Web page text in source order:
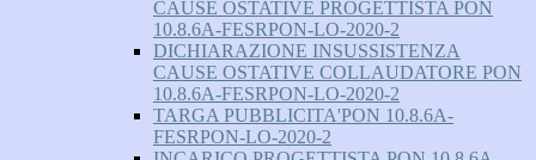
CAUSE OSTATIVE PROGETTISTA PON
10.8.6A-FESRPON-LO-2020-2
DICHIARAZIONE INSUSSISTENZA
CAUSE OSTATIVE COLLAUDATORE PON
10.8.6A-FESRPON-LO-2020-2
TARGA PUBBLICITA'PON 10.8.6A-
FESRPON-LO-2020-2